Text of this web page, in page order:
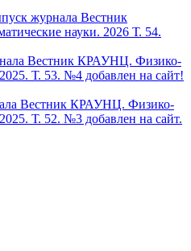
журнала Вестник
науки. 2026 Т. 54.
Вестник КРАУНЦ. Физико-
Т. 53. №4 добавлен на сайт!
Вестник КРАУНЦ. Физико-
Т. 52. №3 добавлен на сайт.